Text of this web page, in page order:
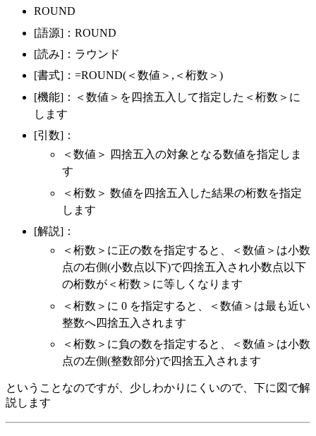
ROUND
[語源]：ROUND
[読み]：ラウンド
[書式]：=ROUND(＜数値＞,＜桁数＞)
[機能]：＜数値＞を四捨五入して指定した＜桁数＞に
します
[引数]：
＜数値＞ 四捨五入の対象となる数値を指定しま
す
＜桁数＞ 数値を四捨五入した結果の桁数を指定
します
[解説]：
＜桁数＞に正の数を指定すると、＜数値＞は小数
点の右側(小数点以下)で四捨五入され小数点以下
の桁数が＜桁数＞に等しくなります
＜桁数＞に 0 を指定すると、＜数値＞は最も近い
整数へ四捨五入されます
＜桁数＞に負の数を指定すると、＜数値＞は小数
点の左側(整数部分)で四捨五入されます
ということなのですが、少しわかりにくいので、下に図で解
説します